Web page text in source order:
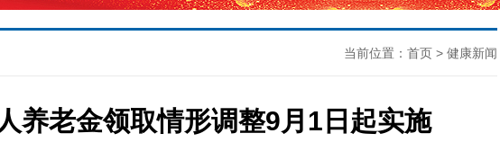
当前位置： 首页 > 健康新闻
养老金领取情形调整9月1日起实施